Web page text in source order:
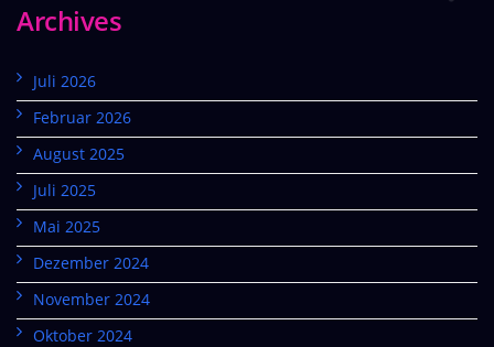
Archives
Juli 2026
Februar 2026
August 2025
Juli 2025
Mai 2025
Dezember 2024
November 2024
Oktober 2024